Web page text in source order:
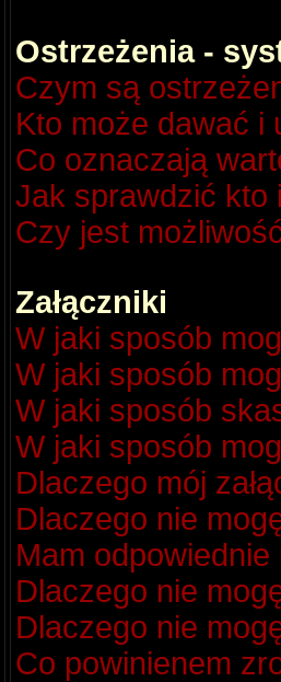
Ostrzeżenia -
Czym są
Kto może dawać i
Co oznaczają
Jak sprawdzić kto
Czy jest
Załączniki
W jaki sposób
W jaki sposób
W jaki sposób
W jaki sposób
Dlaczego mój
Dlaczego nie
Mam
Dlaczego nie
Dlaczego nie
Co powinienem